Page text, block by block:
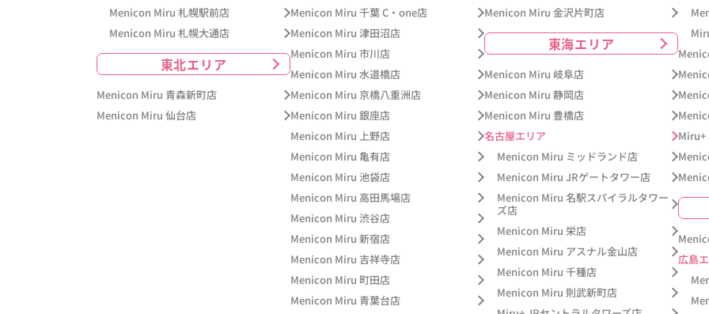
Menicon Miru 札幌駅前店
Menicon Miru 札幌大通店
東北エリア
Menicon Miru 青森新町店
Menicon Miru 仙台店
Menicon Miru 千葉 C・one店
Menicon Miru 津田沼店
Menicon Miru 市川店
Menicon Miru 水道橋店
Menicon Miru 京橋八重洲店
Menicon Miru 銀座店
Menicon Miru 上野店
Menicon Miru 亀有店
Menicon Miru 池袋店
Menicon Miru 高田馬場店
Menicon Miru 渋谷店
Menicon Miru 新宿店
Menicon Miru 吉祥寺店
Menicon Miru 町田店
Menicon Miru 青葉台店
Menicon Miru 金沢片町店
東海エリア
Menicon Miru 岐阜店
Menicon Miru 静岡店
Menicon Miru 豊橋店
名古屋エリア
Menicon Miru ミッドランド店
Menicon Miru JRゲートタワー店
Menicon Miru 名駅スパイラルタワー
ズ店
Menicon Miru 栄店
Menicon Miru アスナル金山店
Menicon Miru 千種店
Menicon Miru 則武新町店
Miru+
広島